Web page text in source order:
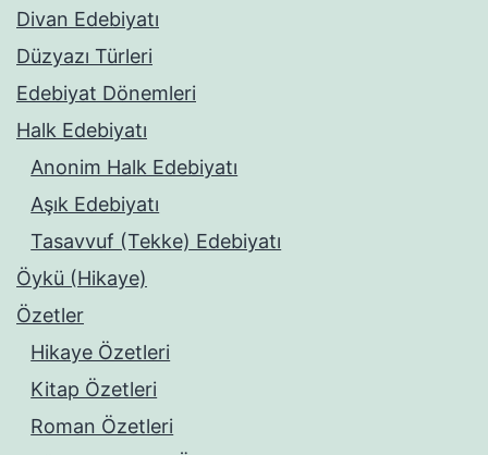
Divan Edebiyatı
Düzyazı Türleri
Edebiyat Dönemleri
Halk Edebiyatı
Anonim Halk Edebiyatı
Aşık Edebiyatı
Tasavvuf (Tekke) Edebiyatı
Öykü (Hikaye)
Özetler
Hikaye Özetleri
Kitap Özetleri
Roman Özetleri